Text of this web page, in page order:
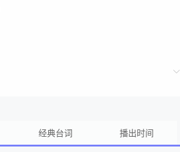
经典台词 播出时间